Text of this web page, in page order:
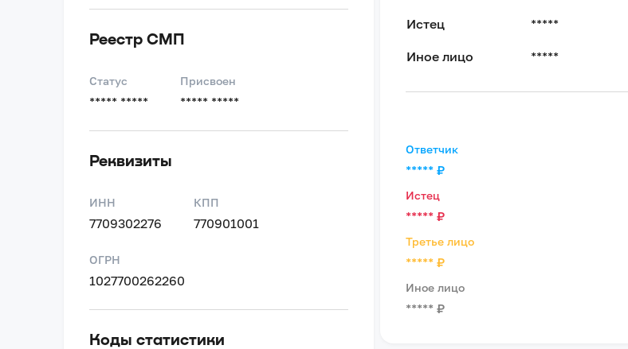
Реестр СМП
Статус
***** *****
Присвоен
***** *****
Реквизиты
ИНН
7709302276
КПП
770901001
ОГРН
1027700262260
Коды статистики
Истец *****
Иное лицо *****
Ответчик
***** ₽
Истец
***** ₽
Третье лицо
***** ₽
Иное лицо
***** ₽